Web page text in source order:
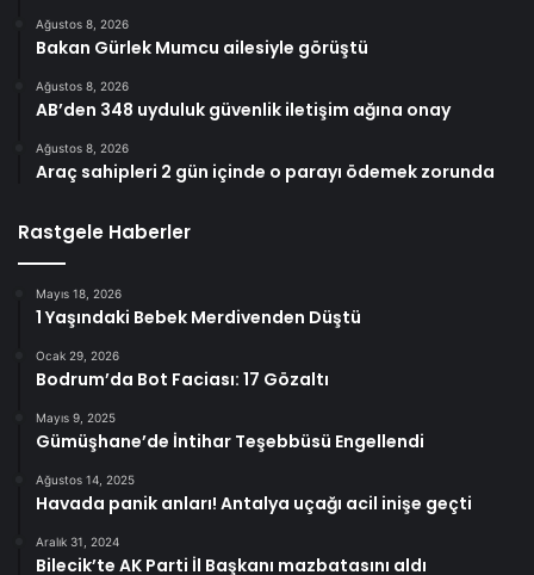
Ağustos 8, 2026
Bakan Gürlek Mumcu ailesiyle görüştü
Ağustos 8, 2026
AB’den 348 uyduluk güvenlik iletişim ağına onay
Ağustos 8, 2026
Araç sahipleri 2 gün içinde o parayı ödemek zorunda
Rastgele Haberler
Mayıs 18, 2026
1 Yaşındaki Bebek Merdivenden Düştü
Ocak 29, 2026
Bodrum’da Bot Faciası: 17 Gözaltı
Mayıs 9, 2025
Gümüşhane’de İntihar Teşebbüsü Engellendi
Ağustos 14, 2025
Havada panik anları! Antalya uçağı acil inişe geçti
Aralık 31, 2024
Bilecik’te AK Parti İl Başkanı mazbatasını aldı